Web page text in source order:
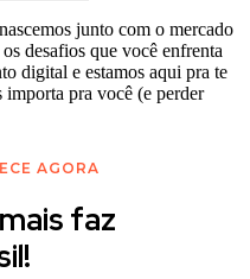
junto com o mercado
desafios que você enfrenta
digital e estamos aqui pra te
pra você (e perder
AGORA
faz